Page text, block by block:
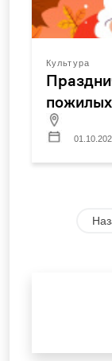
Культура